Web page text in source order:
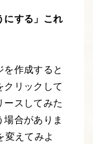
にする」これ
作成すると
クリックして
ースしてみた
合がありま
変えてみよ